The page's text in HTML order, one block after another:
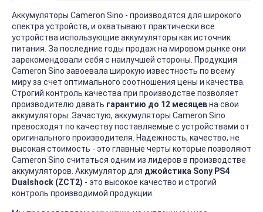
Аккумуляторы Cameron Sino - производятся для широкого
спектра устройств, и охватывают практически все
устройства использующие аккумуляторы как источник
питания. За последние годы продаж на мировом рынке они
зарекомендовали себя с наилучшей стороны. Продукция
Cameron Sino завоевала широкую известность по всему
миру за счет оптимального соотношения цены и качества.
Строгий контроль качества при производстве позволяет
производителю давать гарантию до 12 месяцевна свои
аккумуляторы. Зачастую, аккумуляторы Cameron Sino
превосходят по качеству поставляемые с устройствами от
оригинального производителя. Надежность, качество, не
высокая стоимость - это главные черты которые позволяют
Cameron Sino считаться одним из лидеров в производстве
аккумуляторов. Аккумулятор для джойстика Sony PS4
Dualshock (ZCT2) - это высокое качество и строгий
контроль производимой продукции.